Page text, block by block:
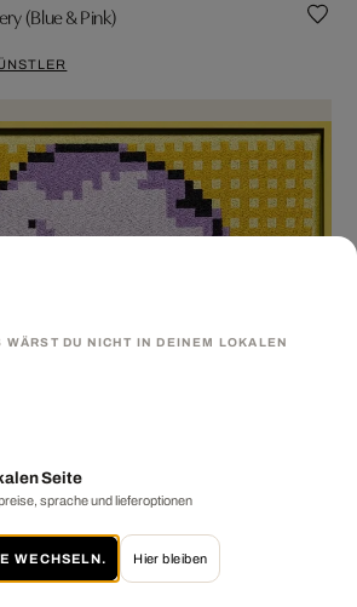
(Blue & Pink)
WÄRST DU NICHT IN DEINEM LOKALEN
Seite
sprache und lieferoptionen
WECHSELN. Hier bleiben